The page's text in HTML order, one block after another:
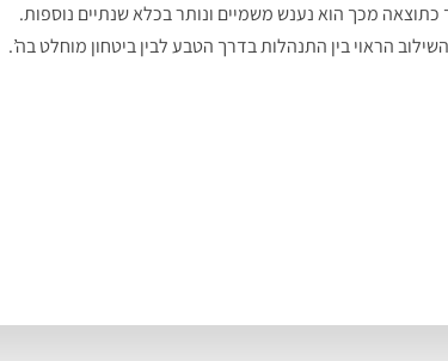
מכך הוא נענש משמיים ונותר בכלא שנתיים נוספות.
הראוי בין התנהלות בדרך הטבע לבין ביטחון מוחלט בה’.